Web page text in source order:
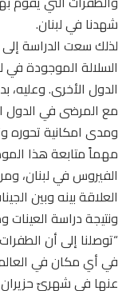
شهدنا في لبنان.
لذلك سعت الدراسة
السلالة الموجودة
مع المرضى في الدول
ومدى امكانية تحوره
مهماً متابعة هذا
الفيروس في لبنان،
العلاقة بينه وبين
ونتيجة دراسة العينات
“توصلنا إلى أن
في أي مكان في
عنها في شهريّ حزيران